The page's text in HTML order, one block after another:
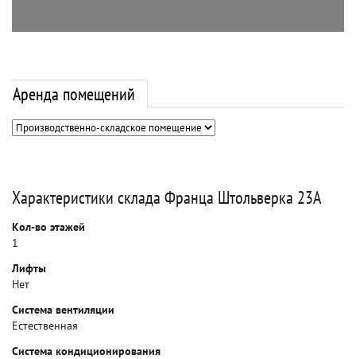
Аренда помещений
Характеристики склада Франца Штольверка 23А
Кол-во этажей
1
Лифты
Нет
Система вентиляции
Естественная
Система кондиционирования